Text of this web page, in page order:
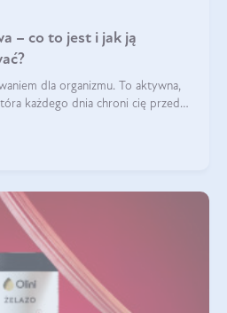
– co to jest i jak ją
dla organizmu. To aktywna,
każdego dnia chroni cię przed